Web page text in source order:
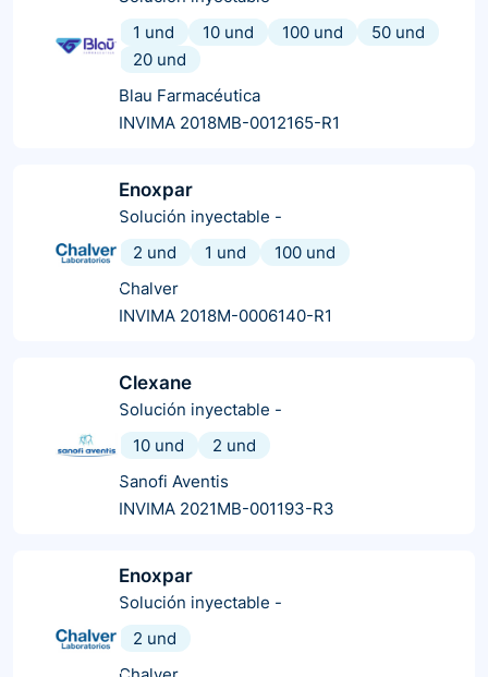
1 und
10 und 100 und
50 und
20 und
Blau Farmacéutica
INVIMA 2018MB-0012165-R1
Enoxpar
Solución inyectable -
2 und
1 und
100 und
Chalver
INVIMA 2018M-0006140-R1
Clexane
Solución inyectable -
10 und
2 und
Sanofi Aventis
INVIMA 2021MB-001193-R3
Enoxpar
Solución inyectable -
2 und